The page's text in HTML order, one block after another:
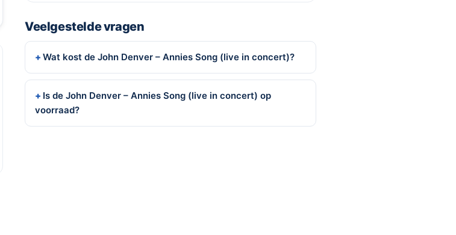
Veelgestelde vragen
Wat kost de John Denver – Annies Song (live in concert)?
Is de John Denver – Annies Song (live in concert) op
voorraad?